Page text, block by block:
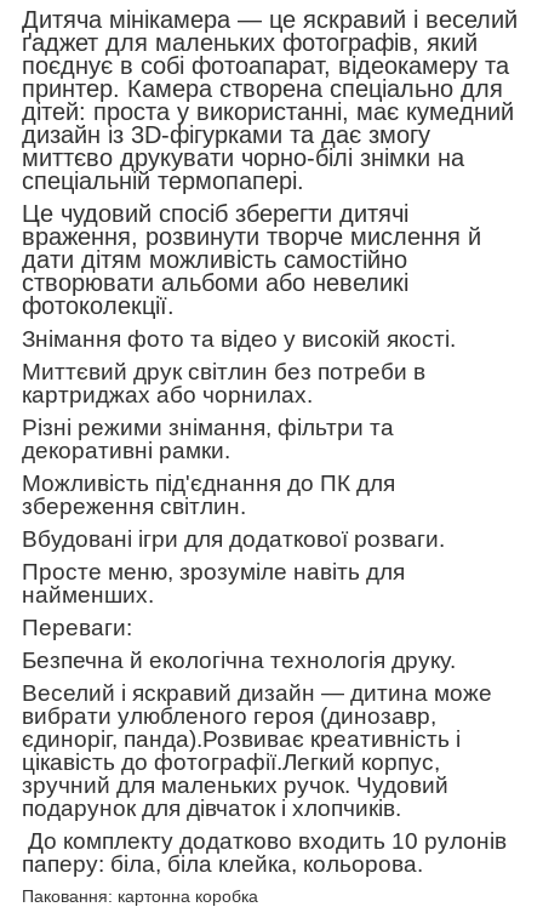
Дитяча мінікамера — це яскравий і веселий
ґаджет для маленьких фотографів, який
поєднує в собі фотоапарат, відеокамеру та
принтер. Камера створена спеціально для
дітей: проста у використанні, має кумедний
дизайн із 3D-фігурками та дає змогу
миттєво друкувати чорно-білі знімки на
спеціальній термопапері.
Це чудовий спосіб зберегти дитячі
враження, розвинути творче мислення й
дати дітям можливість самостійно
створювати альбоми або невеликі
фотоколекції.
Знімання фото та відео у високій якості.
Миттєвий друк світлин без потреби в
картриджах або чорнилах.
Різні режими знімання, фільтри та
декоративні рамки.
Можливість під'єднання до ПК для
збереження світлин.
Вбудовані ігри для додаткової розваги.
Просте меню, зрозуміле навіть для
найменших.
Переваги:
Безпечна й екологічна технологія друку.
Веселий і яскравий дизайн — дитина може
вибрати улюбленого героя (динозавр,
єдиноріг, панда).Розвиває креативність і
цікавість до фотографії.Легкий корпус,
зручний для маленьких ручок. Чудовий
подарунок для дівчаток і хлопчиків.
До комплекту додатково входить 10 рулонів
паперу: біла, біла клейка, кольорова.
Паковання: картонна коробка